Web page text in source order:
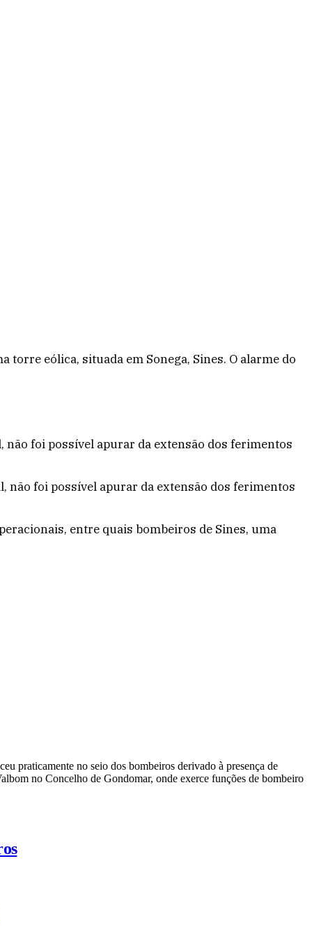
eólica, situada em Sonega, Sines. O alarme do
foi possível apurar da extensão dos ferimentos
não foi possível apurar da extensão dos ferimentos
entre quais bombeiros de Sines, uma
praticamente no seio dos bombeiros derivado à presença de
no Concelho de Gondomar, onde exerce funções de bombeiro